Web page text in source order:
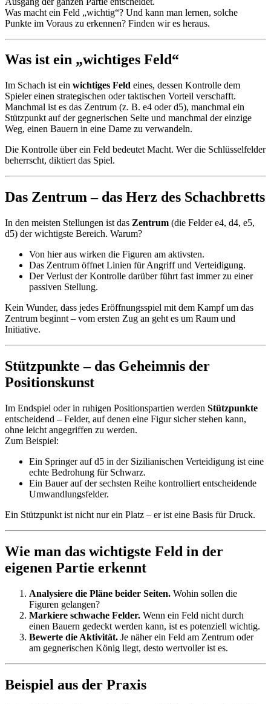
Was macht ein Feld „wichtig“? Und kann man lernen, solche
Punkte im Voraus zu erkennen? Finden wir es heraus.
Was ist ein „wichtiges Feld“
Im Schach ist ein wichtiges Feld eines, dessen Kontrolle dem
Spieler einen strategischen oder taktischen Vorteil verschafft.
Manchmal ist es das Zentrum (z. B. e4 oder d5), manchmal ein
Stützpunkt auf der gegnerischen Seite und manchmal der einzige
Weg, einen Bauern in eine Dame zu verwandeln.
Die Kontrolle über ein Feld bedeutet Macht. Wer die Schlüsselfelder
beherrscht, diktiert das Spiel.
Das Zentrum – das Herz des Schachbretts
In den meisten Stellungen ist das Zentrum (die Felder e4, d4, e5,
d5) der wichtigste Bereich. Warum?
Von hier aus wirken die Figuren am aktivsten.
Das Zentrum öffnet Linien für Angriff und Verteidigung.
Der Verlust der Kontrolle darüber führt fast immer zu einer
passiven Stellung.
Kein Wunder, dass jedes Eröffnungsspiel mit dem Kampf um das
Zentrum beginnt – vom ersten Zug an geht es um Raum und
Initiative.
Stützpunkte – das Geheimnis der
Positionskunst
Im Endspiel oder in ruhigen Positionspartien werden Stützpunkte
entscheidend – Felder, auf denen eine Figur sicher stehen kann,
ohne leicht angegriffen zu werden.
Zum Beispiel:
Ein Springer auf d5 in der Sizilianischen Verteidigung ist eine
echte Bedrohung für Schwarz.
Ein Bauer auf der sechsten Reihe kontrolliert entscheidende
Umwandlungsfelder.
Ein Stützpunkt ist nicht nur ein Platz – er ist eine Basis für Druck.
Wie man das wichtigste Feld in der
eigenen Partie erkennt
Analysiere die Pläne beider Seiten. Wohin sollen die
Figuren gelangen?
Markiere schwache Felder. Wenn ein Feld nicht durch
einen Bauern gedeckt werden kann, ist es potenziell wichtig.
Bewerte die Aktivität. Je näher ein Feld am Zentrum oder
am gegnerischen König liegt, desto wertvoller ist es.
Beispiel aus der Praxis